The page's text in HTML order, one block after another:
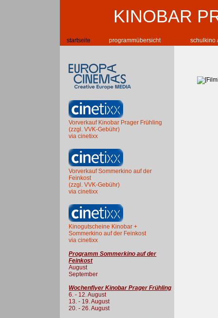
KINOBAR
startseite programmübersicht schulkino
Vorverkauf Kinobar Prager Frühling
(zzgl. VVK-Gebühr)
via cinetixx
Vorverkauf Sommerkino auf der
Feinkost
(zzgl. VVK-Gebühr)
via cinetixx
Kinogutscheine Kinobar +
Sommerkino auf der Feinkost
via cinetixx
Programm Sommerkino auf der
Feinkost
August
September
Wochenflyer Kinobar Prager Frühling
6. - 12. August
13. - 19. August
20. - 26. August